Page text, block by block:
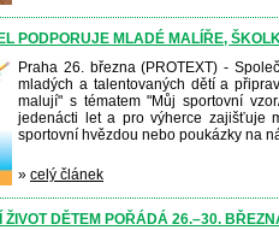
PODPORUJE MLADÉ MALÍŘE,
Praha 26. března (PROTEXT) -
mladých a talentovaných dětí a
malují" s tématem "Můj sportovní
jedenácti let a pro výherce zajišťuje
sportovní hvězdou nebo poukázky na
» celý článek
DĚTEM POŘÁDÁ 26.–30.